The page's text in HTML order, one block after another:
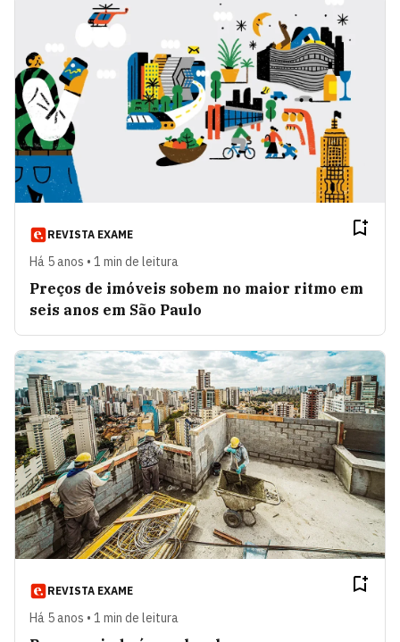
REVISTA EXAME
Há 5 anos • 1 min de leitura
Preços de imóveis sobem no maior ritmo em
seis anos em São Paulo
REVISTA EXAME
Há 5 anos • 1 min de leitura